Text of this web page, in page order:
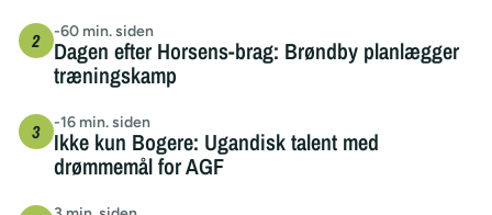
-60 min. siden
Dagen efter Horsens-brag: Brøndby planlægger
træningskamp
-16 min. siden
Ikke kun Bogere: Ugandisk talent med
drømmemål for AGF